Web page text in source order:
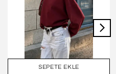
SEPETE EKLE